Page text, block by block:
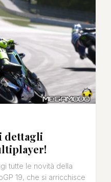
dettagli
tutte le novità della
19, che si arricchisce